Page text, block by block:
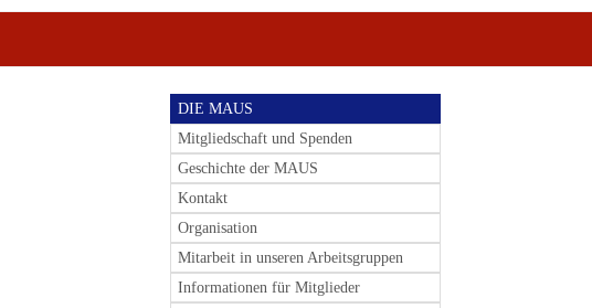
DIE MAUS
Mitgliedschaft und Spenden
Geschichte der MAUS
Kontakt
Organisation
Mitarbeit in unseren Arbeitsgruppen
Informationen für Mitglieder